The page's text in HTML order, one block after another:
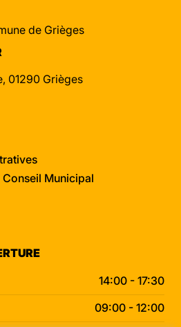
de Grièges
01290 Grièges
Municipal
14:00 - 17:30
09:00 - 12:00